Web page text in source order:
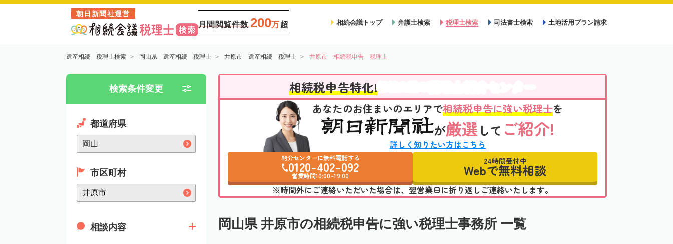
朝日新聞社運営
月間閲覧件数 200万超 相続会議トップ 弁護士検索 税理士検索 司法書士検索 土地活用プラン請求
遺産相続 税理士検索 岡山県 遺産相続 税理士 井原市 遺産相続 税理士 井原市 相続税申告 税理士
検索条件変更
都道府県
市区町村
相談内容
相続税申告特化!
あなたのお住まいのエリアで相続税申告に強い税理士を
が厳選 して ご紹介!
詳しく知りたい方はこちら
紹介センターに無料電話する
0120-402-092
営業時間10:00~19:00
24時間受付中
Webで無料相談
※時間外にご連絡いただいた場合は、翌営業日に折り返しご連絡いたします。
岡山県 井原市の相続税申告に強い税理士事務所 一覧